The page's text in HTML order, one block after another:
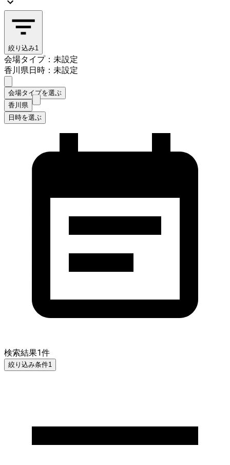
絞り込み1
会場タイプ：未設定
香川県日時：未設定
会場タイプを選ぶ
香川県
日時を選ぶ
検索結果1件
絞り込み条件1